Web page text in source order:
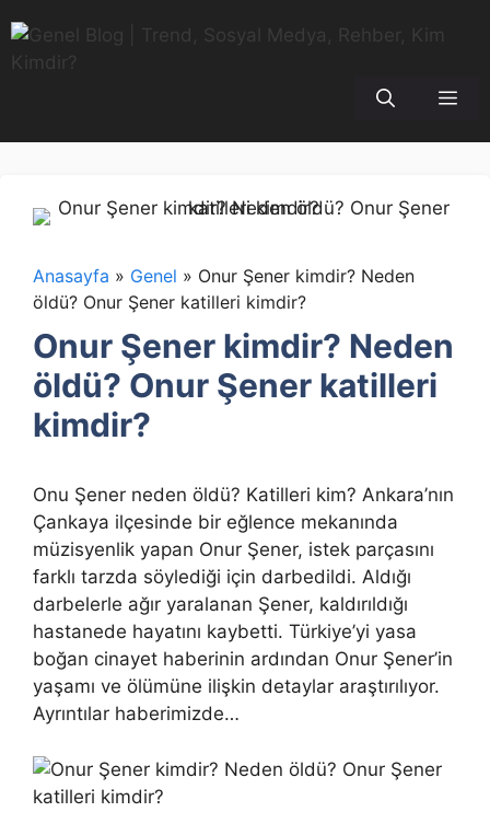
atla
Anasayfa » Genel » Onur Şener kimdir? Neden
öldü? Onur Şener katilleri kimdir?
Onur Şener kimdir? Neden
öldü? Onur Şener katilleri
kimdir?
Onu Şener neden öldü? Katilleri kim? Ankara’nın
Çankaya ilçesinde bir eğlence mekanında
müzisyenlik yapan Onur Şener, istek parçasını
farklı tarzda söylediği için darbedildi. Aldığı
darbelerle ağır yaralanan Şener, kaldırıldığı
hastanede hayatını kaybetti. Türkiye’yi yasa
boğan cinayet haberinin ardından Onur Şener’in
yaşamı ve ölümüne ilişkin detaylar araştırılıyor.
Ayrıntılar haberimizde…